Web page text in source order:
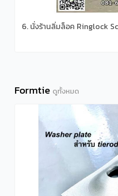
6. นั่งร้านลิ่มล็อค Ringlock
Formtie ดูทั้งหมด